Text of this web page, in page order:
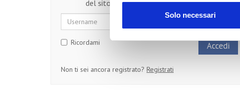
Solo necessari
del sito.
Username Password
Ricordami
Non ti sei ancora registrato? Registrati